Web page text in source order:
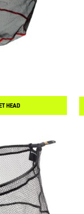
HEAD